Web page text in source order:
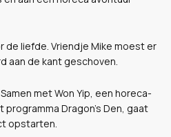
de liefde. Vriendje Mike moest er
aan de kant geschoven.
Samen met Won Yip, een horeca-
Dragon’s Den, gaat
opstarten.